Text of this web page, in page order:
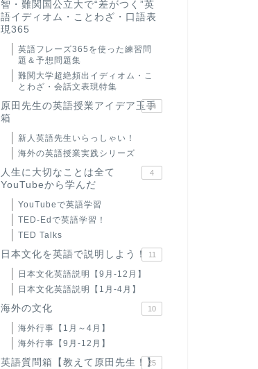
智・難関国公立大で“差がつく”英
語イディオム・ことわざ・口語表
現365
英語フレーズ365を使った練習問
題＆予想問題集
難関大学超絶頻出イディオム・こ
とわざ・会話文表現特集
原田先生の英語授業アイデア玉手
箱
24
新人英語先生いらっしゃい！
海外の英語授業実践シリーズ
人生に大切なことは全て
YouTubeから学んだ
4
YouTubeで英語学習
TED-Edで英語学習！
TED Talks
日本文化を英語で説明しよう！ 11
日本文化英語説明【9月-12月】
日本文化英語説明【1月-4月】
海外の文化 10
海外行事【1月～4月】
海外行事【9月-12月】
英語質問箱【教えて原田先生！】
25